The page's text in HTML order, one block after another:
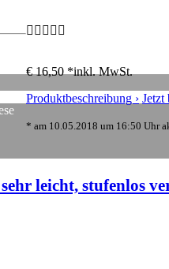
€ 16,50 *inkl. MwSt.
Produktbeschreibung › Jetzt
* am 10.05.2018 um 16:50 Uhr
leicht, stufenlos